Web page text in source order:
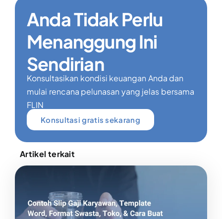
Anda Tidak Perlu
Menanggung Ini
Sendirian
Konsultasikan kondisi keuangan Anda dan
mulai rencana pelunasan yang jelas bersama
FLIN
Konsultasi gratis sekarang
Artikel terkait